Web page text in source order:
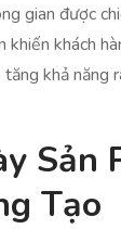
gian được
khiến khách
khả năng
Sản
Tạo